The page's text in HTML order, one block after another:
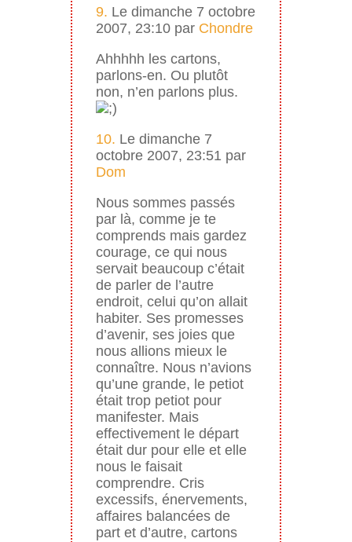
9. Le dimanche 7 octobre
2007, 23:10 par Chondre
Ahhhhh les cartons,
parlons-en. Ou plutôt
non, n’en parlons plus.
10. Le dimanche 7
octobre 2007, 23:51 par
Dom
Nous sommes passés
par là, comme je te
comprends mais gardez
courage, ce qui nous
servait beaucoup c’était
de parler de l’autre
endroit, celui qu’on allait
habiter. Ses promesses
d’avenir, ses joies que
nous allions mieux le
connaître. Nous n’avions
qu’une grande, le petiot
était trop petiot pour
manifester. Mais
effectivement le départ
était dur pour elle et elle
nous le faisait
comprendre. Cris
excessifs, énervements,
affaires balancées de
part et d’autre, cartons